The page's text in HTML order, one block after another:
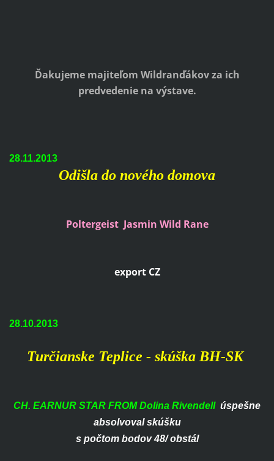
Ďakujeme majiteľom Wildranďákov za ich
predvedenie na výstave.
28.11.2013
Odišla do nového domova
Poltergeist Jasmin Wild Rane
export CZ
28.10.2013
Turčianske Teplice - skúška BH-SK
CH. EARNUR STAR FROM Dolina Rivendell úspešne
absolvoval skúšku
s počtom bodov 48/ obstál